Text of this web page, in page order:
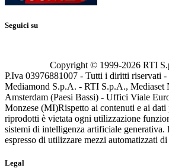
Seguici su
Copyright © 1999-2026 RTI
P.Iva 03976881007 - Tutti i diritti riservati -
Mediamond S.p.A. - RTI S.p.A., Mediaset
Amsterdam (Paesi Bassi) - Uffici Viale
Monzese (MI)Rispetto ai contenuti e ai dati
riprodotti è vietata ogni utilizzazione
sistemi di intelligenza artificiale generativa.
espresso di utilizzare mezzi automatizzati di
Legal